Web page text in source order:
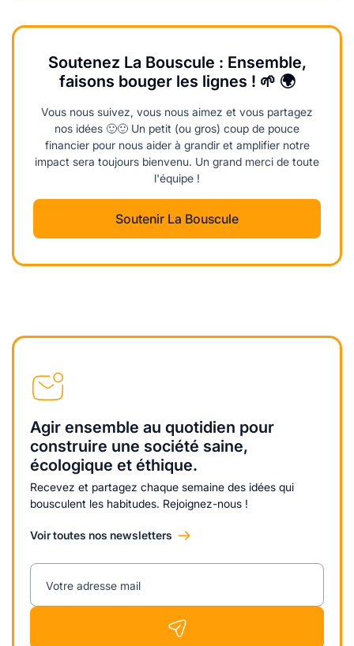
Soutenez La Bouscule : Ensemble,
faisons bouger les lignes ! 🌱 🌍
Vous nous suivez, vous nous aimez et vous partagez
nos idées 🙂🙂 Un petit (ou gros) coup de pouce
financier pour nous aider à grandir et amplifier notre
impact sera toujours bienvenu. Un grand merci de toute
l'équipe !
Soutenir La Bouscule
Agir ensemble au quotidien pour
construire une société saine,
écologique et éthique.
Recevez et partagez chaque semaine des idées qui
bousculent les habitudes. Rejoignez-nous !
Voir toutes nos newsletters
Votre adresse mail